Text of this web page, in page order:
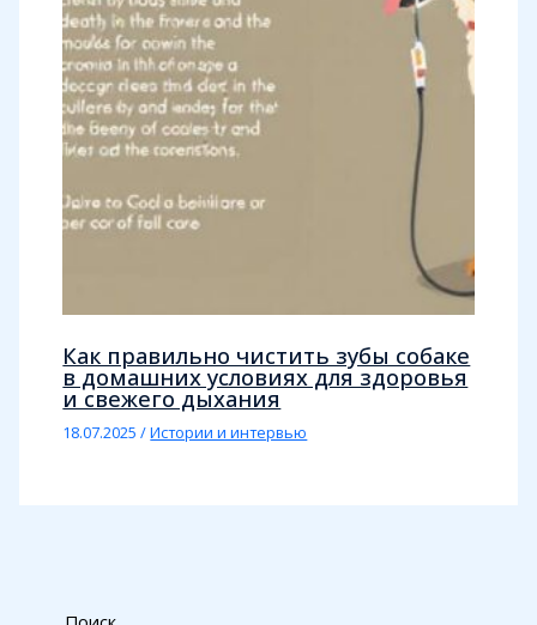
Как правильно чистить зубы собаке
в домашних условиях для здоровья
и свежего дыхания
18.07.2025/Истории и интервью